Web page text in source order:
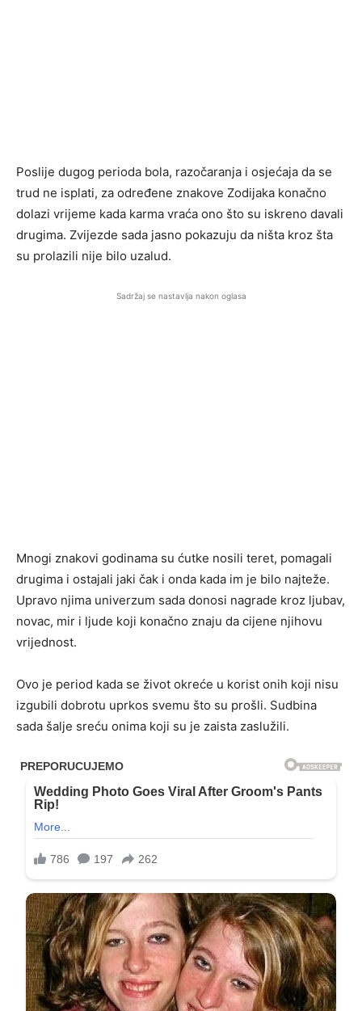
Poslije dugog perioda bola, razočaranja i osjećaja da se
trud ne isplati, za određene znakove Zodijaka konačno
dolazi vrijeme kada karma vraća ono što su iskreno davali
drugima. Zvijezde sada jasno pokazuju da ništa kroz šta
su prolazili nije bilo uzalud.
Sadržaj se nastavlja nakon oglasa
Mnogi znakovi godinama su ćutke nosili teret, pomagali
drugima i ostajali jaki čak i onda kada im je bilo najteže.
Upravo njima univerzum sada donosi nagrade kroz ljubav,
novac, mir i ljude koji konačno znaju da cijene njihovu
vrijednost.
Ovo je period kada se život okreće u korist onih koji nisu
izgubili dobrotu uprkos svemu što su prošli. Sudbina
sada šalje sreću onima koji su je zaista zaslužili.